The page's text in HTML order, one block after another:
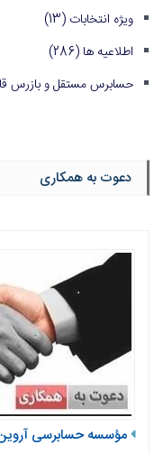
ویژه انتخابات (13)
اطلاعیه ها (286)
حسابرس مستقل و بازرس
دعوت به همکاری
مؤسسه حسابرسی